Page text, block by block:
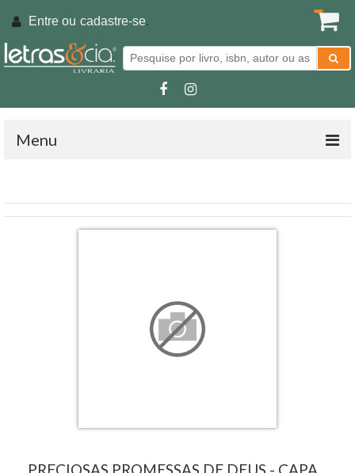
Entre ou cadastre-se.
Menu
PRECIOSAS PROMESSAS DE DEUS - CAPA